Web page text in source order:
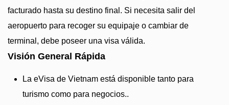
facturado hasta su destino final. Si necesita salir del
aeropuerto para recoger su equipaje o cambiar de
terminal, debe poseer una visa válida.
Visión General Rápida
La eVisa de Vietnam está disponible tanto para
turismo como para negocios..